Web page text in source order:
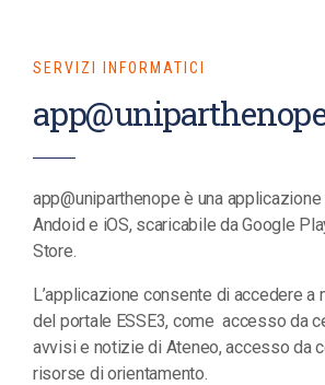
SERVIZI INFORMATICI
app@uniparthenope è una
Andoid e iOS, scaricabile da Google
Store.
L’applicazione consente di accedere a
del portale ESSE3, come accesso da
avvisi e notizie di Ateneo, accesso da
risorse di orientamento.